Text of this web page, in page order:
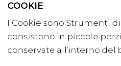
COOKIE
I Cookie sono Strumenti
consistono in piccole
conservate all’interno del